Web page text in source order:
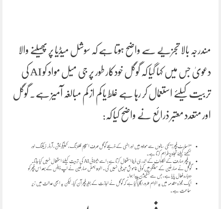
مندرجہ بالا تجزیے سے واضح ہوتا ہے کہ سوشل میڈیا پر پھیلنے والا
دعویٰ جس میں کہا گیا کہ گوگل خودکار طور پر جی میل مواد کو AI کی
تربیت کیلئے استعمال کر رہا ہے غلط یا کم از کم مبالغہ آمیز ہے۔ گوگل
اور متعدد معتبر ذرائع نے واضح کیا کہ:
“اسمارٹ فیچرز” کئی سالوں سے موجود ہیں اور انہی کے ذریعے گوگل صرف اسپیم فلٹرنگ، کیٹیگریشن، آرڈر ٹریکنگ اور
لکھنے کیلئے تجاویز فراہم کرتا ہے۔
یہ فیچر صارف کے اکاؤنٹ کے اندر ہی ڈیٹا استعمال کرتا ہے؛ اسے جیمنائی AI کی تربیت کیلئے استعمال نہیں کیا جاتا۔
گوگل نے صارفین کے سیٹنگز میں کوئی خاموش تبدیلی نہیں کی۔ البتہ بعض صارفین نے اپ ڈیٹس کے بعد اس فیچر کو
دوبارہ فعال پایا ہے، جس سے کنفیوژن پیدا ہوا۔
ایک مجوزہ مقدمہ میں یہ الزام ضرور لگایا گیا ہے کہ گوگل نے اجازت کے بغیر فیچر آن کیا، لیکن یہ ابھی عدالت میں زیر
سماعت ہے۔